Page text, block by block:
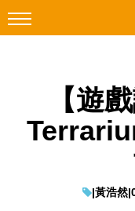
Facebook
科技焦點
【遊
|黃浩然|